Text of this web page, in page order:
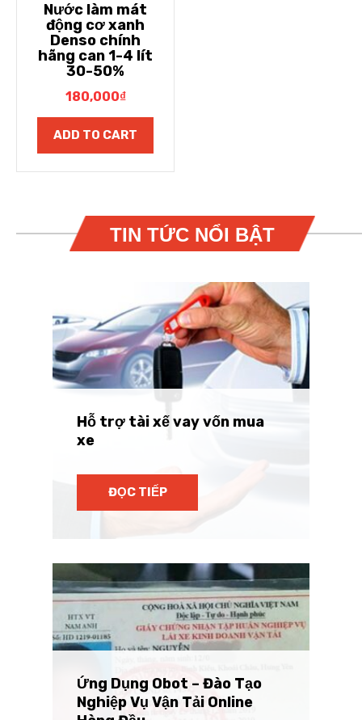
Nước làm mát
động cơ xanh
Denso chính
hãng can 1-4 lít
30-50%
180,000₫
ADD TO CART
TIN TỨC NỔI BẬT
Hỗ trợ tài xế vay vốn mua
xe
ĐỌC TIẾP
Ứng Dụng Obot – Đào Tạo
Nghiệp Vụ Vận Tải Online